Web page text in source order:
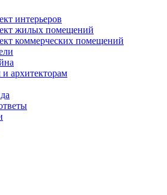
интерьеров
жилых помещений
коммерческих помещений
архитекторам